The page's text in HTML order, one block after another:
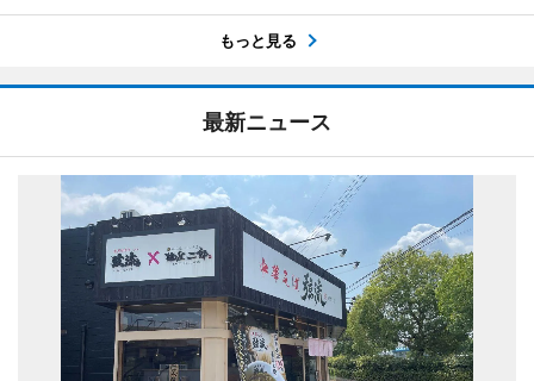
もっと見る
最新ニュース